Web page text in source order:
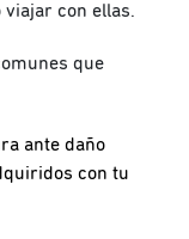
con ellas.
que
ante daño
con tu